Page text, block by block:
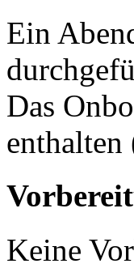
Ein
Das
enthalten
Keine